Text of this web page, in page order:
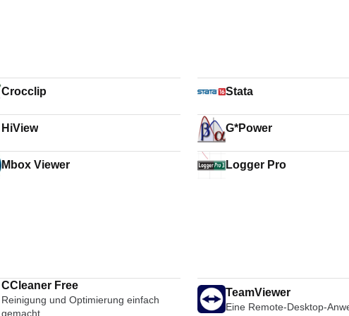
Crocclip Stata
HiView G*Power
Mbox Viewer Logger Pro
CCleaner Free
Reinigung und Optimierung einfach
gemacht
TeamViewer
Eine Remote-Desktop-